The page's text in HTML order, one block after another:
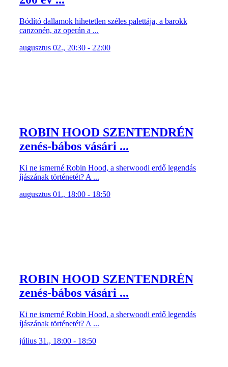
Bódító dallamok hihetetlen széles palettája, a barokk
canzonén, az operán a ...
augusztus 02., 20:30 - 22:00
ROBIN HOOD SZENTENDRÉN
zenés-bábos vásári ...
Ki ne ismerné Robin Hood, a sherwoodi erdő legendás
íjászának történetét? A ...
augusztus 01., 18:00 - 18:50
ROBIN HOOD SZENTENDRÉN
zenés-bábos vásári ...
Ki ne ismerné Robin Hood, a sherwoodi erdő legendás
íjászának történetét? A ...
július 31., 18:00 - 18:50